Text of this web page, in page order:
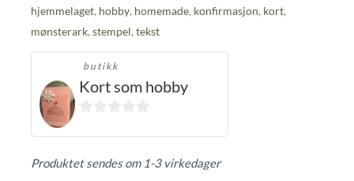
hjemmelaget, hobby, homemade, konfirmasjon, kort,
mønsterark,stempel,tekst
butikk
Kort som hobby
av
Produktet sendes om 1-3 virkedager